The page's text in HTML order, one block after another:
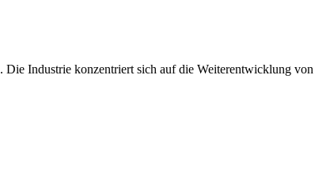
Die Industrie konzentriert sich auf die Weiterentwicklung von